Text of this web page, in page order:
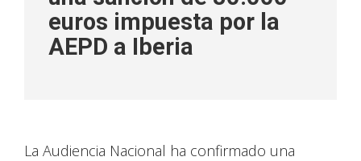
euros impuesta por la
AEPD a Iberia
La Audiencia Nacional ha confirmado una